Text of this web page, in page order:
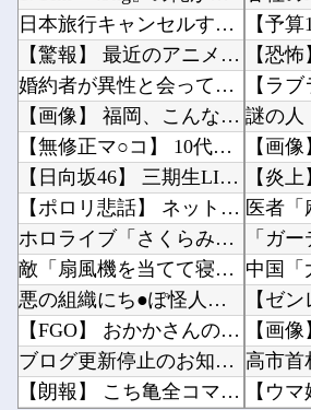
日本旅行キャンセルすべきか…1万年ぶり史上最大級の火山の兆し＝韓国の反応
【驚報】 最近のアニメ『ヤニねこ』『地元最高！』『みいちゃんと山田さん』『ドカ食いダイスキ...
婚約者が異性と会ってたっぽいメールが出てきたわけだが
【画像】 福岡、こんなのが普通に走ってるｗｗｗｗｗｗｗｗｗｗｗｗｗｗｗｗｗｗｗｗｗｗｗｗｗ...
【無修正マ○コ】 10代美少女の ”初めての女性器脱毛” 動画、エ□すぎて1000万再生さ...
【日向坂46】 三期生LIVE、生配信が決定！
【ポロリ悲話】 ネットで拡散してるお●ぱいポロリ動画、何故か叩かれる・・・
ホロライブ「さくらみこ」怒りに飲まれるな野うさぎ！2ndソロライブで犯行予告「咲き乱れみこ...
敵「扇風機を当てて寝るとヤバいぞ！」 ワイ「大丈夫やろｗｗｗ」扇風機ポチー
悪の組織にち●ぽ怪人に改造されたやる夫のお話 第3話
【FGO】 おかかさんのジャージ式イラスト！！ 赤いジャージが似合ってます！
ブログ更新停止のお知らせ
【朗報】 こち亀全コマ検索が登場！